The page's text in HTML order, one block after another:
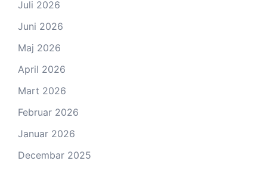
Juli 2026
Juni 2026
Maj 2026
April 2026
Mart 2026
Februar 2026
Januar 2026
Decembar 2025